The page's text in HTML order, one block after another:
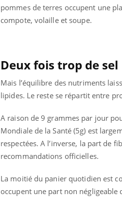
pommes de terres occupent une
compote, volaille et soupe.
Deux fois trop de sel
Mais l’équilibre des nutriments
lipides. Le reste se répartit entre
A raison de 9 grammes par jour
Mondiale de la Santé (5g) est
respectées. A l’inverse, la part de
recommandations officielles.
La moitié du panier quotidien est
occupent une part non négligeable